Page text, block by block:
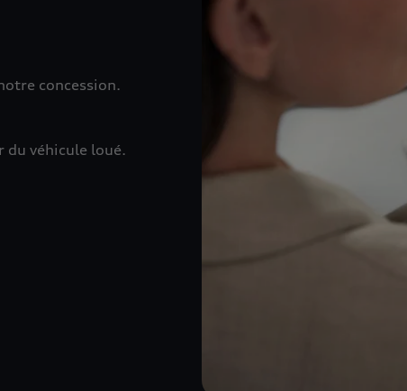
concession.
du véhicule loué.